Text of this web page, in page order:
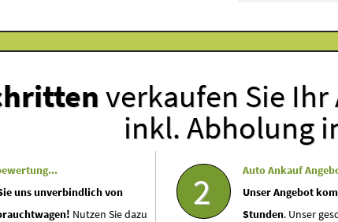
verkaufen Sie
inkl. Abholung
uns unverbindlich von
Nutzen Sie dazu
2
Auto Ankauf
Unser Angebot
Stunden. Unser